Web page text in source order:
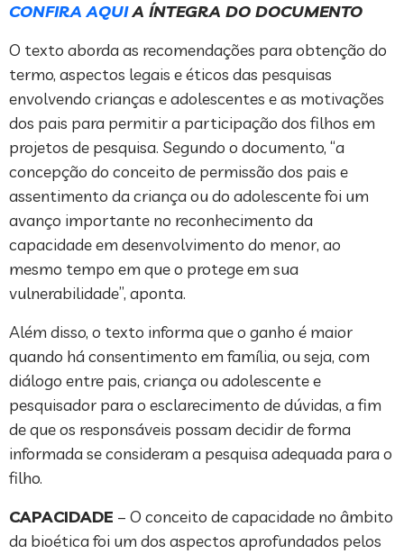
CONFIRA AQUIA ÍNTEGRA DO DOCUMENTO
O texto aborda as recomendações para obtenção do
termo, aspectos legais e éticos das pesquisas
envolvendo crianças e adolescentes e as motivações
dos pais para permitir a participação dos filhos em
projetos de pesquisa. Segundo o documento, “a
concepção do conceito de permissão dos pais e
assentimento da criança ou do adolescente foi um
avanço importante no reconhecimento da
capacidade em desenvolvimento do menor, ao
mesmo tempo em que o protege em sua
vulnerabilidade”, aponta.
Além disso, o texto informa que o ganho é maior
quando há consentimento em família, ou seja, com
diálogo entre pais, criança ou adolescente e
pesquisador para o esclarecimento de dúvidas, a fim
de que os responsáveis possam decidir de forma
informada se consideram a pesquisa adequada para o
filho.
CAPACIDADE – O conceito de capacidade no âmbito
da bioética foi um dos aspectos aprofundados pelos